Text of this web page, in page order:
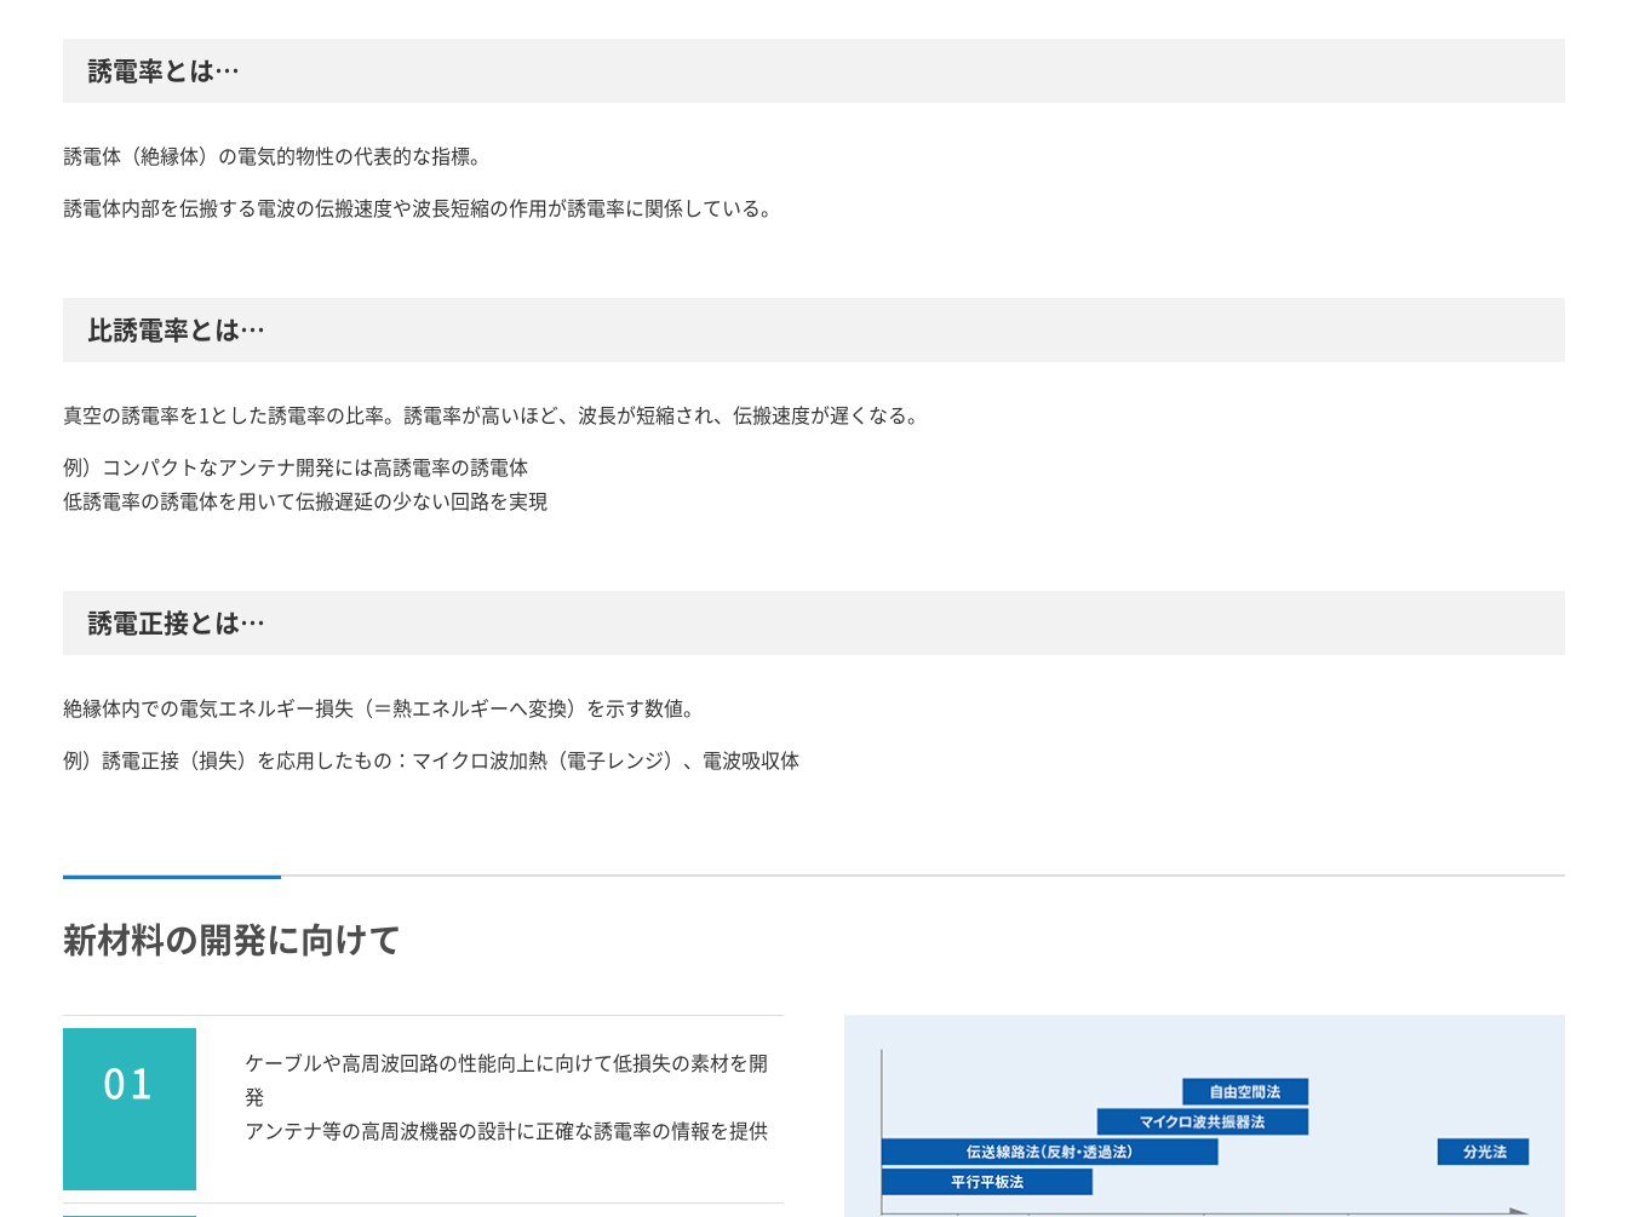
誘電率とは…
誘電体（絶縁体）の電気的物性の代表的な指標。
誘電体内部を伝搬する電波の伝搬速度や波長短縮の作用が誘電率に関係している。
比誘電率とは…
真空の誘電率を1とした誘電率の比率。誘電率が高いほど、波長が短縮され、伝搬速度が遅くなる。
例）コンパクトなアンテナ開発には高誘電率の誘電体
低誘電率の誘電体を用いて伝搬遅延の少ない回路を実現
誘電正接とは…
絶縁体内での電気エネルギー損失（＝熱エネルギーへ変換）を示す数値。
例）誘電正接（損失）を応用したもの：マイクロ波加熱（電子レンジ）、電波吸収体
新材料の開発に向けて
01
ケーブルや高周波回路の性能向上に向けて低損失の素材を開
発
アンテナ等の高周波機器の設計に正確な誘電率の情報を提供